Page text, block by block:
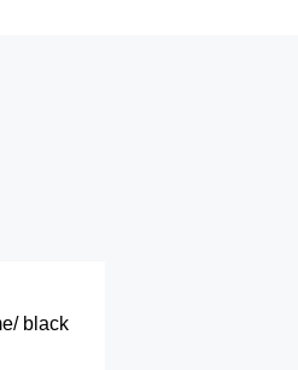
black